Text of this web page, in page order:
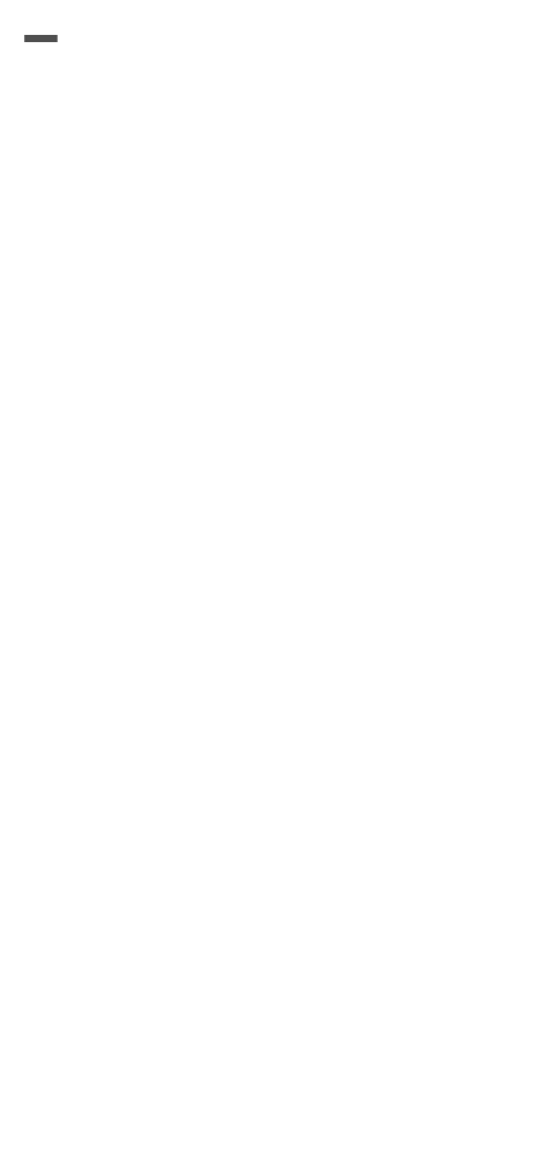
Toggle